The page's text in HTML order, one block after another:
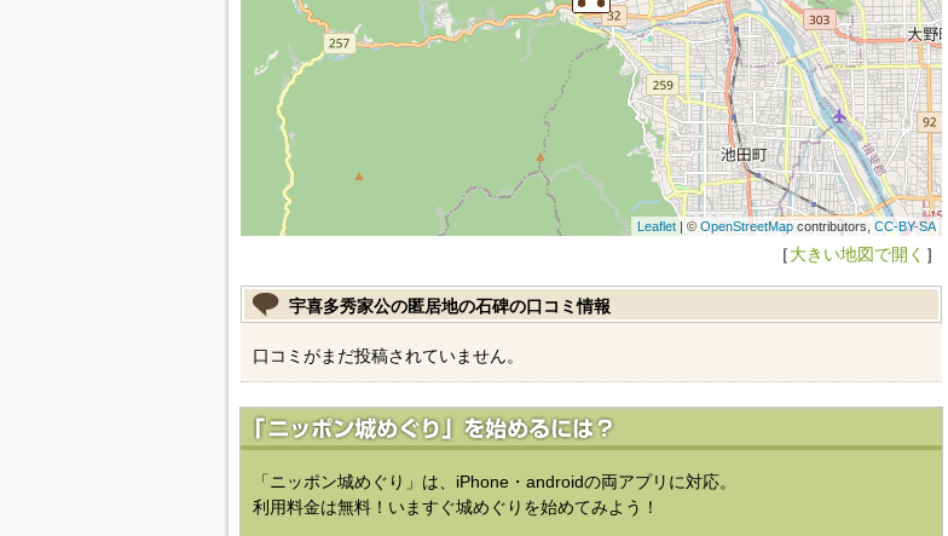
Leaflet| ©OpenStreetMapcontributors, CC-BY-SA
［大きい地図で開く ］
宇喜多秀家公の匿居地の石碑の口コミ情報
口コミがまだ投稿されていません。
「ニッポン城めぐり」は、iPhone・androidの両アプリに対応。
利用料金は無料！いますぐ城めぐりを始めてみよう！